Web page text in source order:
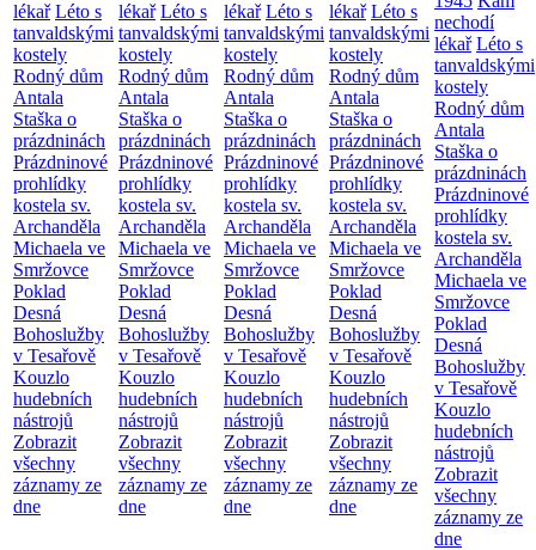
lékař Léto s
tanvaldskými
kostely
Rodný dům
Antala
Staška o
prázdninách
Prázdninové
prohlídky
kostela sv.
Archanděla
Michaela ve
Smržovce
Poklad
Desná
Bohoslužby
v Tesařově
Kouzlo
hudebních
nástrojů
Zobrazit
všechny
záznamy ze
dne
lékař Léto s
tanvaldskými
kostely
Rodný dům
Antala
Staška o
prázdninách
Prázdninové
prohlídky
kostela sv.
Archanděla
Michaela ve
Smržovce
Poklad
Desná
Bohoslužby
v Tesařově
Kouzlo
hudebních
nástrojů
Zobrazit
všechny
záznamy ze
dne
lékař Léto s
tanvaldskými
kostely
Rodný dům
Antala
Staška o
prázdninách
Prázdninové
prohlídky
kostela sv.
Archanděla
Michaela ve
Smržovce
Poklad
Desná
Bohoslužby
v Tesařově
Kouzlo
hudebních
nástrojů
Zobrazit
všechny
záznamy ze
dne
lékař Léto s
tanvaldskými
kostely
Rodný dům
Antala
Staška o
prázdninách
Prázdninové
prohlídky
kostela sv.
Archanděla
Michaela ve
Smržovce
Poklad
Desná
Bohoslužby
v Tesařově
Kouzlo
hudebních
nástrojů
Zobrazit
všechny
záznamy ze
dne
nechodí
lékař Léto s
tanvaldskými
kostely
Rodný dům
Antala
Staška o
prázdninách
Prázdninové
prohlídky
kostela sv.
Archanděla
Michaela ve
Smržovce
Poklad
Desná
Bohoslužby
v Tesařově
Kouzlo
hudebních
nástrojů
Zobrazit
všechny
záznamy ze
dne